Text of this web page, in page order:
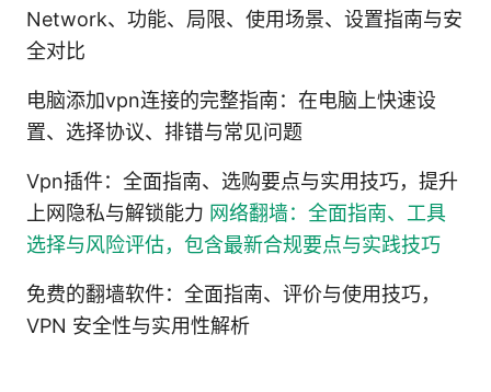
Network、功能、局限、使用场景、设置指南与安
全对比
电脑添加vpn连接的完整指南：在电脑上快速设
置、选择协议、排错与常见问题
Vpn插件：全面指南、选购要点与实用技巧，提升
上网隐私与解锁能力 网络翻墙：全面指南、工具
选择与风险评估，包含最新合规要点与实践技巧
免费的翻墙软件：全面指南、评价与使用技巧，
VPN 安全性与实用性解析